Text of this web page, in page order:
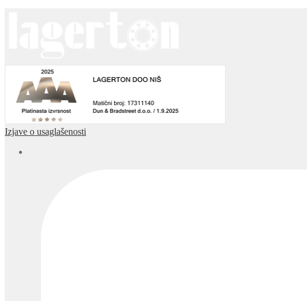
Izjave o usaglašenosti